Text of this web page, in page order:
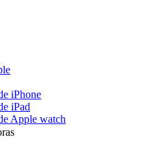
iPhone
iPad
Apple watch